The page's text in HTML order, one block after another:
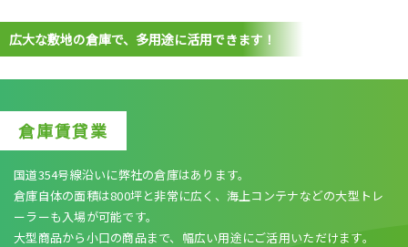
広大な敷地の倉庫で、多用途に活用できます！
倉庫賃貸業
国道354号線沿いに弊社の倉庫はあります。
倉庫自体の面積は800坪と非常に広く、海上コンテナなどの大型トレ
ーラーも入場が可能です。
大型商品から小口の商品まで、幅広い用途にご活用いただけます。